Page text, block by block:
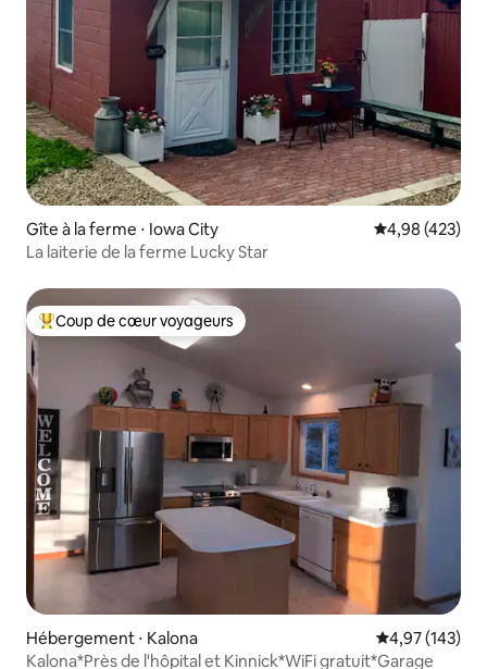
Gîte à la ferme ⋅ Iowa City Évaluation
4,98 (423)
La laiterie de la ferme Lucky Star
Coups de cœur voyageurs les plus appréciés
Coup de cœur voyageurs
Hébergement ⋅ Kalona Évaluation
4,97 (143)
Kalona*Près de l'hôpital et Kinnick*WiFi gratuit*Garage